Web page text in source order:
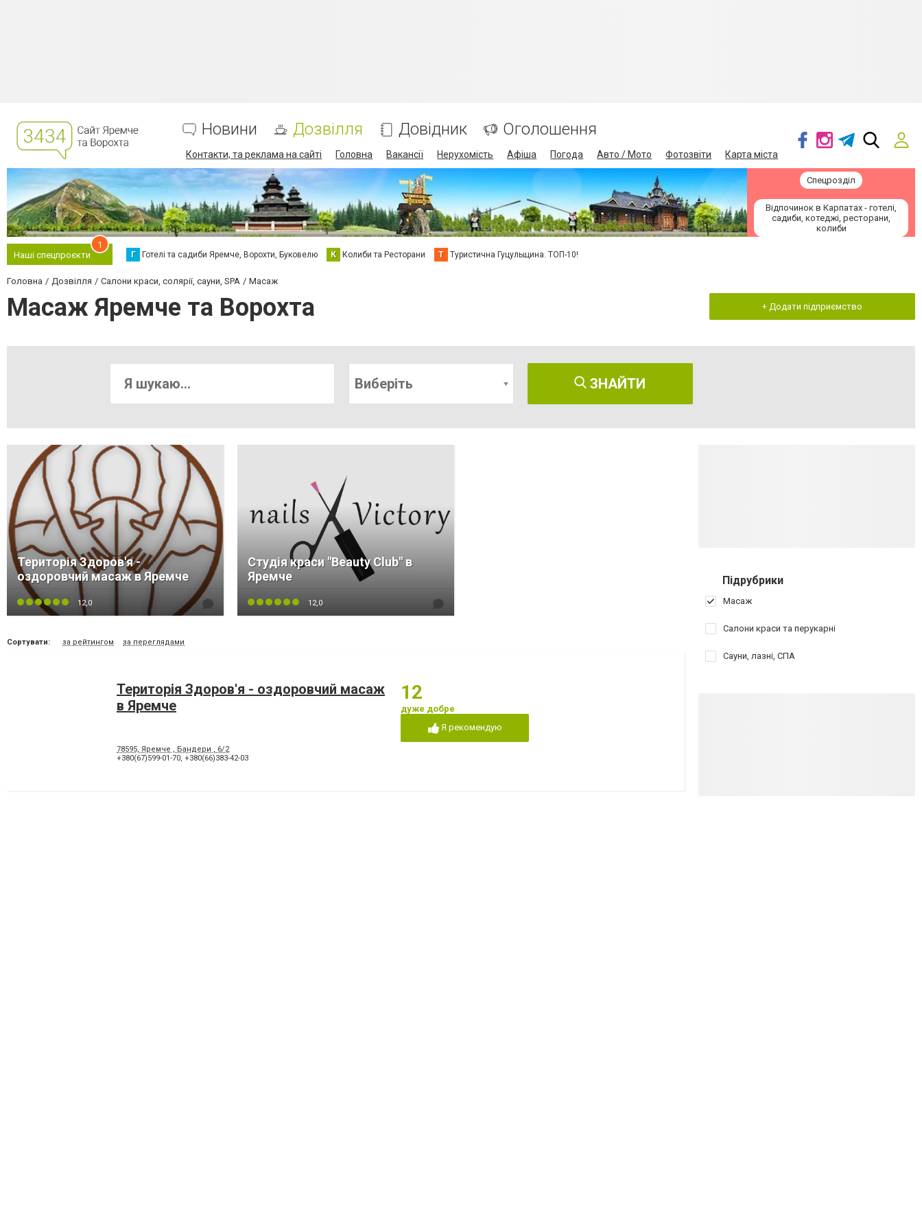
Новини Дозвілля Довідник Оголошення
Контакти, та реклама на сайті Головна Вакансії Нерухомість Афіша Погода Авто / Мото Фотозвіти Карта міста
Спецрозділ
Відпочинок в Карпатах - готелі,
садиби, котеджі, ресторани,
колиби
Наші спецпроєкти
1
Г Готелі та садиби Яремче, Ворохти, Буковелю К Колиби та Ресторани Т Туристична Гуцульщина. ТОП-10!
Головна Дозвілля Салони краси, солярії, сауни, SPA Масаж
Масаж Яремче та Ворохта + Додати підприємство
Виберіть ЗНАЙТИ
Територія Здоров'я -
оздоровчий масаж в Яремче
12,0
Студія краси "Beauty Club" в
Яремче
12,0
Сортувати: за рейтингом за переглядами
Територія Здоров'я - оздоровчий масаж
в Яремче
78595, Яремче , Бандери , 6/2
+380(67)599-01-70, +380(66)383-42-03
12
дуже добре
Я рекомендую
Підрубрики
Масаж
Салони краси та перукарні
Сауни, лазні, СПА